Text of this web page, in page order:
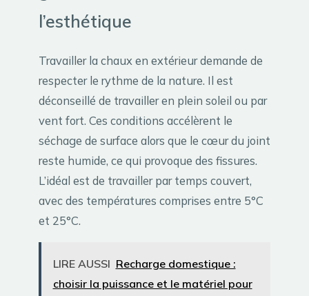
l’esthétique
Travailler la chaux en extérieur demande de
respecter le rythme de la nature. Il est
déconseillé de travailler en plein soleil ou par
vent fort. Ces conditions accélèrent le
séchage de surface alors que le cœur du joint
reste humide, ce qui provoque des fissures.
L’idéal est de travailler par temps couvert,
avec des températures comprises entre 5°C
et 25°C.
LIRE AUSSI Recharge domestique :
choisir la puissance et le matériel pour